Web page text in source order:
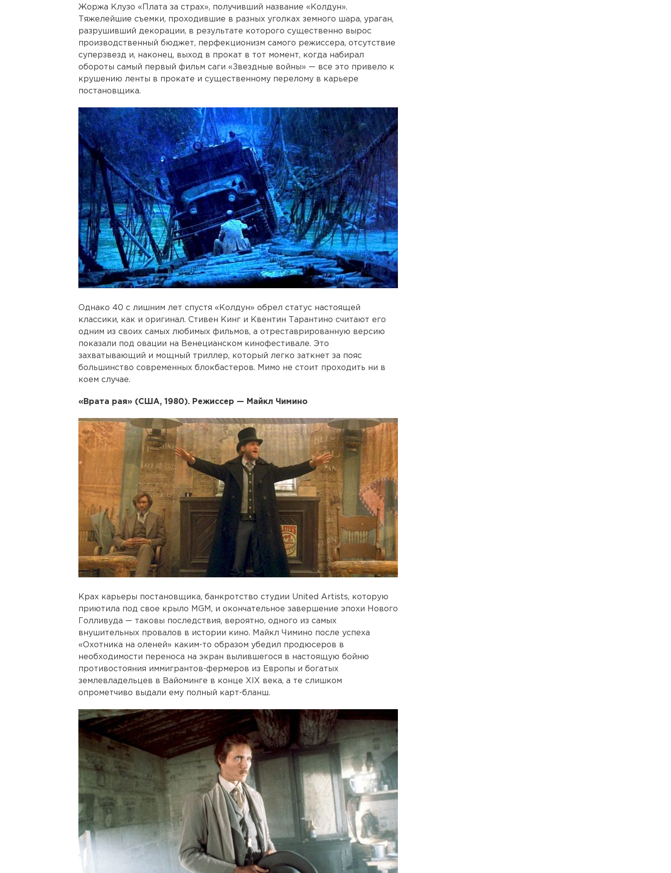
Жоржа Клузо «Плата за страх», получивший название «Колдун».
Тяжелейшие съемки, проходившие в разных уголках земного шара, ураган,
разрушивший декорации, в результате которого существенно вырос
производственный бюджет, перфекционизм самого режиссера, отсутствие
суперзвезд и, наконец, выход в прокат в тот момент, когда набирал
обороты самый первый фильм саги «Звездные войны» — все это привело к
крушению ленты в прокате и существенному перелому в карьере
постановщика.
Однако 40 с лишним лет спустя «Колдун» обрел статус настоящей
классики, как и оригинал. Стивен Кинг и Квентин Тарантино считают его
одним из своих самых любимых фильмов, а отреставрированную версию
показали под овации на Венецианском кинофестивале. Это
захватывающий и мощный триллер, который легко заткнет за пояс
большинство современных блокбастеров. Мимо не стоит проходить ни в
коем случае.
«Врата рая» (США, 1980). Режиссер — Майкл Чимино
Крах карьеры постановщика, банкротство студии United Artists, которую
приютила под свое крыло MGM, и окончательное завершение эпохи Нового
Голливуда — таковы последствия, вероятно, одного из самых
внушительных провалов в истории кино. Майкл Чимино после успеха
«Охотника на оленей» каким-то образом убедил продюсеров в
необходимости переноса на экран вылившегося в настоящую бойню
противостояния иммигрантов-фермеров из Европы и богатых
землевладельцев в Вайоминге в конце XIX века, а те слишком
опрометчиво выдали ему полный карт-бланш.